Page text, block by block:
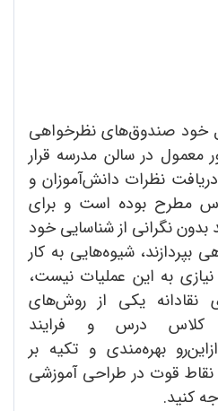
خود صندوق‌های نظرخواهی
معمول در سالن مدرسه قرار
نظرات دانش‌آموزان و
مطرح بوده است و برای
بدون نگرانی از شناسایی خود
بپردازند، شیوه‌هایی به کار
به این عملیات نیست،
نقادانه یکی از روش‌های
کلاس درس و فرایند
بهره‌مندی و تکیه بر
نقاط قوت در طراحی آموزشی
کنید.